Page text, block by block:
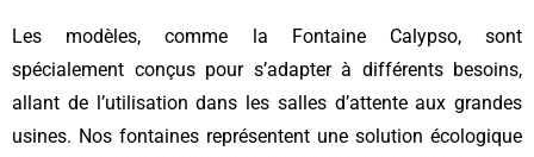
Les modèles, comme la Fontaine Calypso, sont
spécialement conçus pour s’adapter à différents besoins,
allant de l’utilisation dans les salles d’attente aux grandes
usines. Nos fontaines représentent une solution écologique